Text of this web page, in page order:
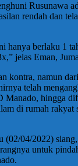
Rusunawa
rendah dan
hanya berlaku 1
jelas Eman,
kontra, namun
telah
Manado, hingga
di rumah rakyat
(02/04/2022)
untuk